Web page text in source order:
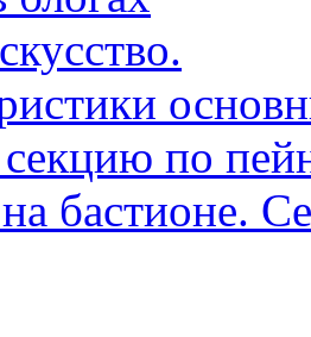
по
бастионе.